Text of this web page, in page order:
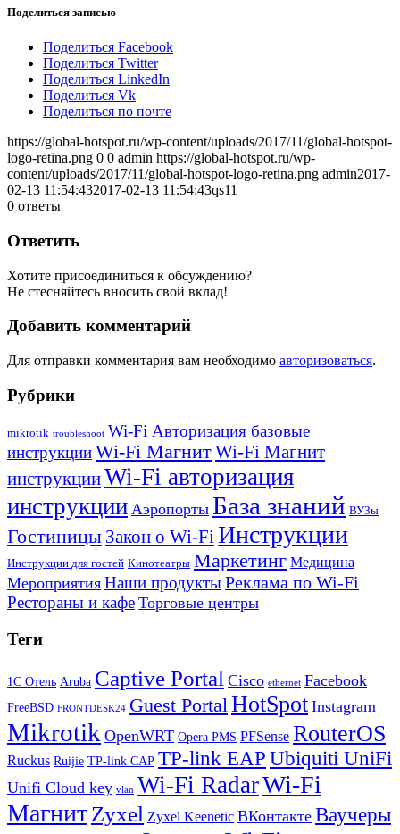
Поделиться записью
Поделиться Facebook
Поделиться Twitter
Поделиться LinkedIn
Поделиться Vk
Поделиться по почте
https://global-hotspot.ru/wp-content/uploads/2017/11/global-hotspot-
logo-retina.png 0 0 admin https://global-hotspot.ru/wp-
content/uploads/2017/11/global-hotspot-logo-retina.png admin2017-
02-13 11:54:432017-02-13 11:54:43qs11
0 ответы
Ответить
Хотите присоединиться к обсуждению?
Не стесняйтесь вносить свой вклад!
Добавить комментарий
Для отправки комментария вам необходимо авторизоваться.
Рубрики
mikrotik troubleshoot Wi-Fi Авторизация базовые
инструкцииWi-Fi МагнитWi-Fi Магнит
инструкцииWi-Fi авторизация
инструкции Аэропорты База знаний ВУЗы
Гостиницы Закон о Wi-FiИнструкции
Инструкции для гостей Кинотеатры Маркетинг Медицина
Мероприятия Наши продуктыРеклама по Wi-Fi
Рестораны и кафе Торговые центры
Теги
1С Отель Aruba Captive Portal Cisco ethernet Facebook
FreeBSD FRONTDESK24 Guest PortalHotSpot Instagram
Mikrotik OpenWRT Opera PMS PFSense RouterOS
Ruckus Ruijie TP-link CAP TP-link EAP Ubiquiti UniFi
Unifi Cloud key vlan Wi-Fi RadarWi-Fi
МагнитZyxel Zyxel Keenetic ВКонтакте Ваучеры